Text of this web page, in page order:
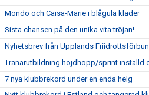
Mondo och Caisa-Marie i blågula kläder
Sista chansen på den unika vita tröjan!
Nyhetsbrev från Upplands
Tränarutbildning höjdhopp/sprint inställd
7 nya klubbrekord under en enda helg